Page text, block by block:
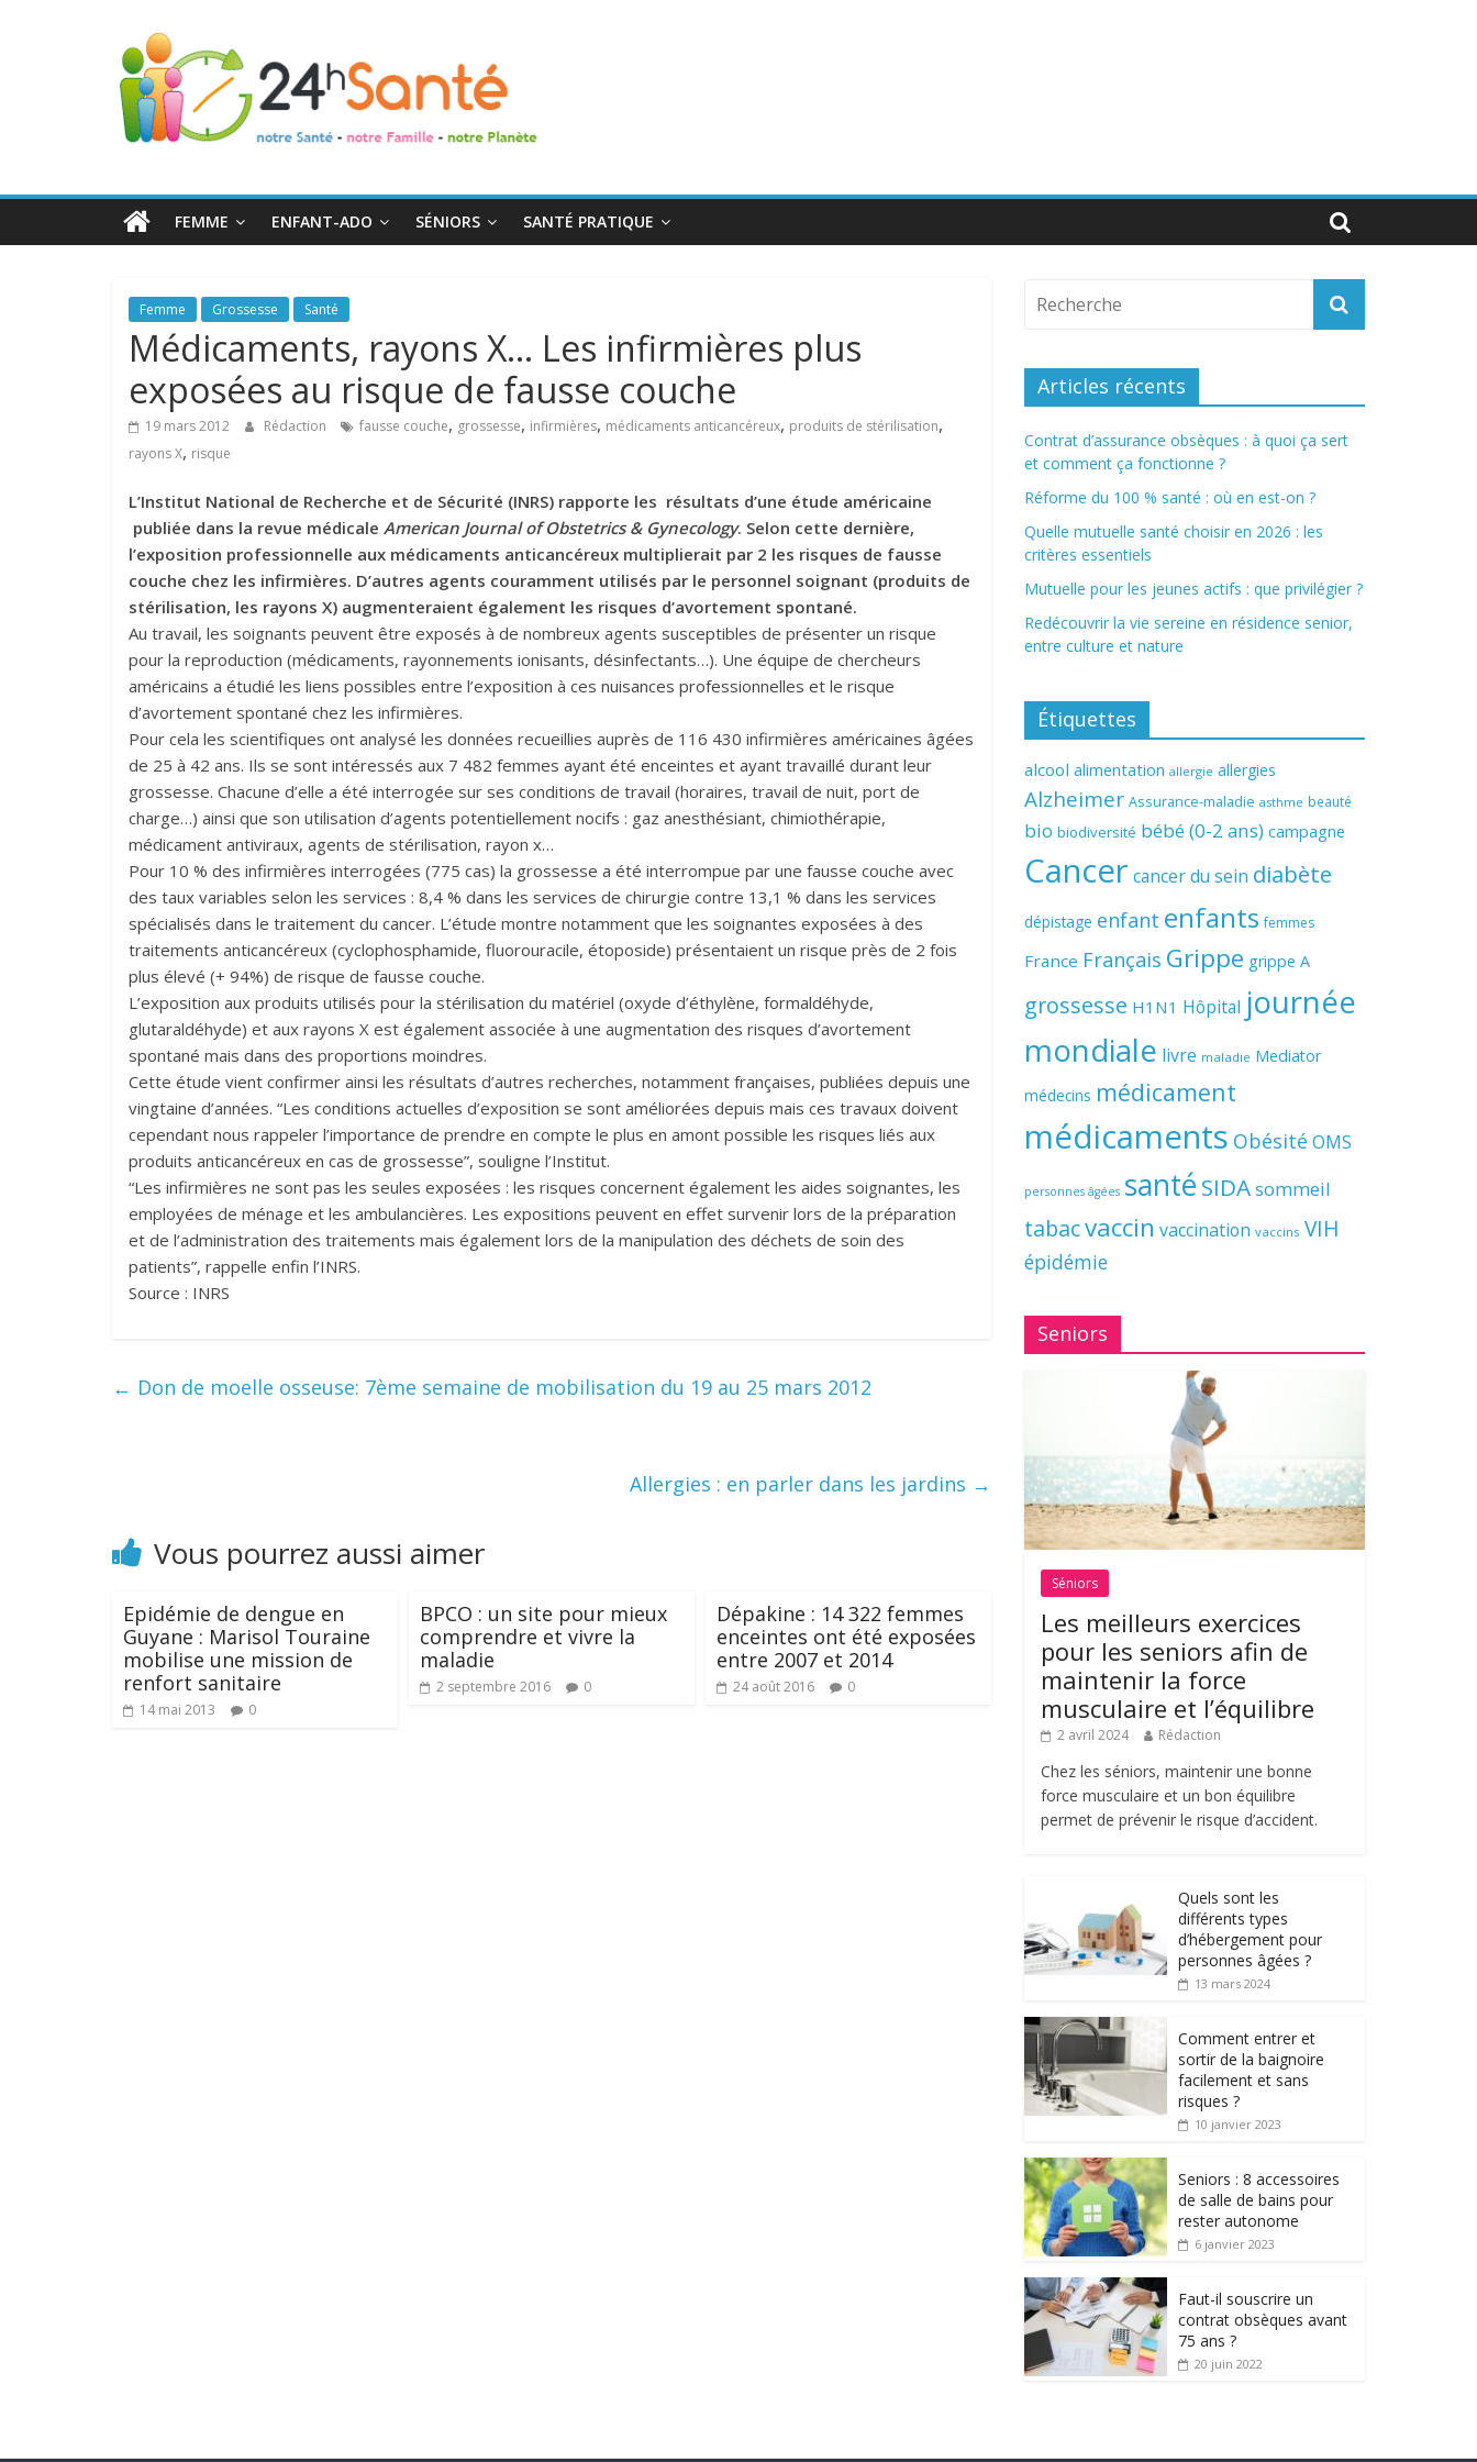
24h
Santé
toute
FEMME ENFANT-ADO SÉNIORS SANTÉ PRATIQUE
Femme Grossesse Santé
Médicaments, rayons X… Les infirmières plus
exposées au risque de fausse couche
19 mars 2012 Rédaction fausse couche, grossesse, infirmières, médicaments anticancéreux, produits de stérilisation,
rayons X, risque
L’Institut National de Recherche et de Sécurité (INRS) rapporte les résultats d’une étude américaine
publiée dans la revue médicale American Journal of Obstetrics & Gynecology. Selon cette dernière,
l’exposition professionnelle aux médicaments anticancéreux multiplierait par 2 les risques de fausse
couche chez les infirmières. D’autres agents couramment utilisés par le personnel soignant (produits de
stérilisation, les rayons X) augmenteraient également les risques d’avortement spontané.
Au travail, les soignants peuvent être exposés à de nombreux agents susceptibles de présenter un risque
pour la reproduction (médicaments, rayonnements ionisants, désinfectants…). Une équipe de chercheurs
américains a étudié les liens possibles entre l’exposition à ces nuisances professionnelles et le risque
d’avortement spontané chez les infirmières.
Pour cela les scientifiques ont analysé les données recueillies auprès de 116 430 infirmières américaines âgées
de 25 à 42 ans. Ils se sont intéressés aux 7 482 femmes ayant été enceintes et ayant travaillé durant leur
grossesse. Chacune d’elle a été interrogée sur ses conditions de travail (horaires, travail de nuit, port de
charge…) ainsi que son utilisation d’agents potentiellement nocifs : gaz anesthésiant, chimiothérapie,
médicament antiviraux, agents de stérilisation, rayon x…
Pour 10 % des infirmières interrogées (775 cas) la grossesse a été interrompue par une fausse couche avec
des taux variables selon les services : 8,4 % dans les services de chirurgie contre 13,1 % dans les services
spécialisés dans le traitement du cancer. L’étude montre notamment que les soignantes exposées à des
traitements anticancéreux (cyclophosphamide, fluorouracile, étoposide) présentaient un risque près de 2 fois
plus élevé (+ 94%) de risque de fausse couche.
L’exposition aux produits utilisés pour la stérilisation du matériel (oxyde d’éthylène, formaldéhyde,
glutaraldéhyde) et aux rayons X est également associée à une augmentation des risques d’avortement
spontané mais dans des proportions moindres.
Cette étude vient confirmer ainsi les résultats d’autres recherches, notamment françaises, publiées depuis une
vingtaine d’années. “Les conditions actuelles d’exposition se sont améliorées depuis mais ces travaux doivent
cependant nous rappeler l’importance de prendre en compte le plus en amont possible les risques liés aux
produits anticancéreux en cas de grossesse”, souligne l’Institut.
“Les infirmières ne sont pas les seules exposées : les risques concernent également les aides soignantes, les
employées de ménage et les ambulancières. Les expositions peuvent en effet survenir lors de la préparation
et de l’administration des traitements mais également lors de la manipulation des déchets de soin des
patients”, rappelle enfin l’INRS.
Source : INRS
← Don de moelle osseuse: 7ème semaine de mobilisation du 19 au 25 mars 2012
Allergies : en parler dans les jardins →
Vous pourrez aussi aimer
Epidémie de dengue en
Guyane : Marisol Touraine
mobilise une mission de
renfort sanitaire
14 mai 2013 0
BPCO : un site pour mieux
comprendre et vivre la
maladie
2 septembre 2016 0
Dépakine : 14 322 femmes
enceintes ont été exposées
entre 2007 et 2014
24 août 2016 0
Articles récents
Contrat d’assurance obsèques : à quoi ça sert
et comment ça fonctionne ?
Réforme du 100 % santé : où en est-on ?
Quelle mutuelle santé choisir en 2026 : les
critères essentiels
Mutuelle pour les jeunes actifs : que privilégier ?
Redécouvrir la vie sereine en résidence senior,
entre culture et nature
Étiquettes
alcool alimentation allergie allergies
Alzheimer Assurance-maladie asthme beauté
bio biodiversité bébé (0-2 ans) campagne
Cancer cancer du sein diabète
dépistage enfant enfants femmes
France Français Grippe grippe A
grossesse H1N1 Hôpital journée
mondiale livre maladie Mediator
médecins médicament
médicaments Obésité OMS
personnes âgées santé SIDAsommeil
tabacvaccin vaccination vaccins VIH
épidémie
Seniors
Séniors
Les meilleurs exercices
pour les seniors afin de
maintenir la force
musculaire et l’équilibre
2 avril 2024 Rédaction
Chez les séniors, maintenir une bonne
force musculaire et un bon équilibre
permet de prévenir le risque d’accident.
Quels sont les
différents types
d’hébergement pour
personnes âgées ?
13 mars 2024
Comment entrer et
sortir de la baignoire
facilement et sans
risques ?
10 janvier 2023
Seniors : 8 accessoires
de salle de bains pour
rester autonome
6 janvier 2023
Faut-il souscrire un
contrat obsèques avant
75 ans ?
20 juin 2022